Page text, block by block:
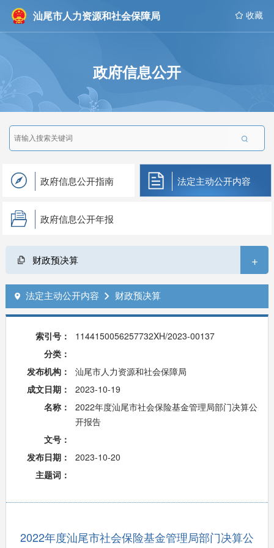
汕尾市人力资源和社会保障局  收藏
政府信息公开

政府信息公开指南 法定主动公开内容
政府信息公开年报
财政预决算 +
 法定主动公开内容  财政预决算
索引号：
1144150056257732XH/2023-00137
分类：
发布机构：
汕尾市人力资源和社会保障局
成文日期：
2023-10-19
名称：
2022年度汕尾市社会保险基金管理局部门决算公
开报告
文号：
发布日期：
2023-10-20
主题词：
2022年度汕尾市社会保险基金管理局部门决算公